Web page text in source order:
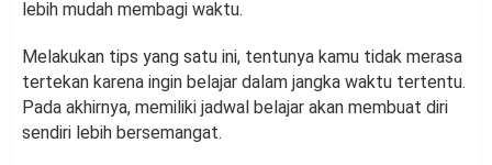
lebih mudah membagi waktu.
Melakukan tips yang satu ini, tentunya kamu tidak merasa
tertekan karena ingin belajar dalam jangka waktu tertentu.
Pada akhirnya, memiliki jadwal belajar akan membuat diri
sendiri lebih bersemangat.